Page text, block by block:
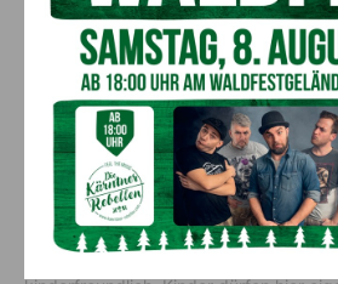
Katar ist extrem sicher. Es gibt, nach
Peter Haas, fast keine Kriminalität,
Deshalb sperrt man Autos, Häuser
weil es niemanden kümmert. Generell
freundlich, weil es auch Teil der
hat eine unheimlich Dichte an
hohen Standard. Auch hat jeder
Restaurant und die Küche bietet alles
Schweinefleisch. Restaurants und